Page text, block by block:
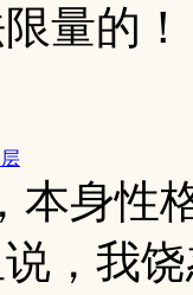
量的！
本身性
，我